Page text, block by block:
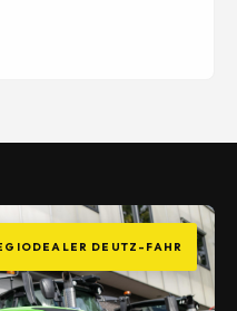
DEUTZ-FAHR